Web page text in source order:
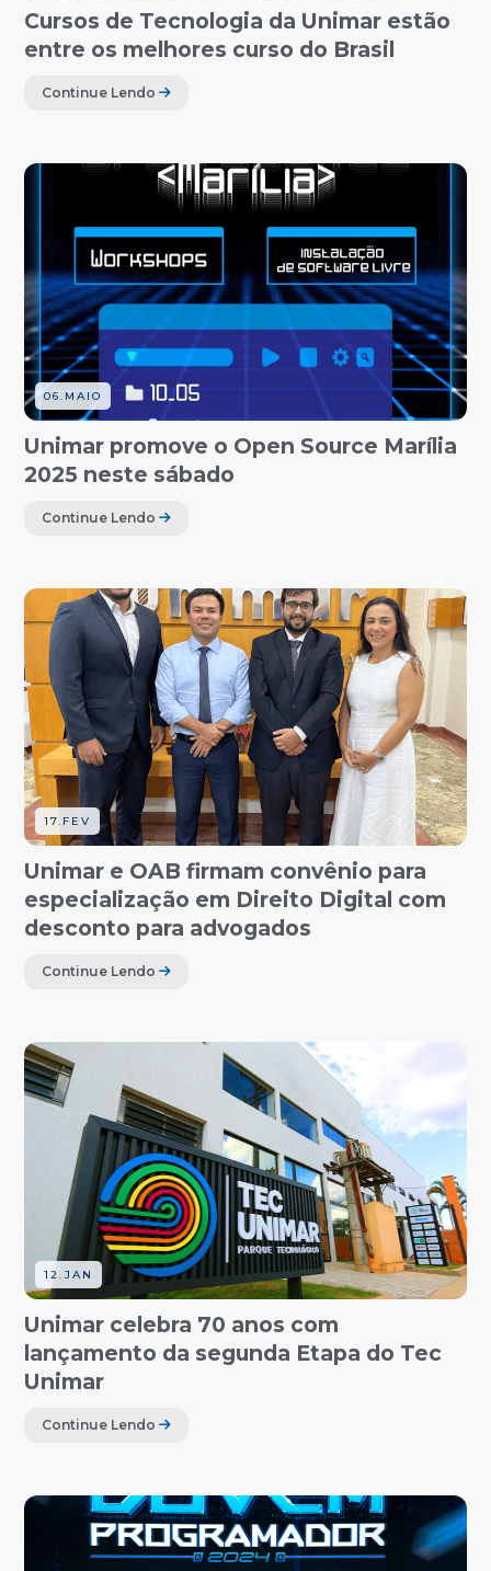
Cursos de Tecnologia da Unimar estão
entre os melhores curso do Brasil
Continue Lendo
06.MAIO
Unimar promove o Open Source Marília
2025 neste sábado
Continue Lendo
17.FEV
Unimar e OAB firmam convênio para
especialização em Direito Digital com
desconto para advogados
Continue Lendo
12.JAN
Unimar celebra 70 anos com
lançamento da segunda Etapa do Tec
Unimar
Continue Lendo